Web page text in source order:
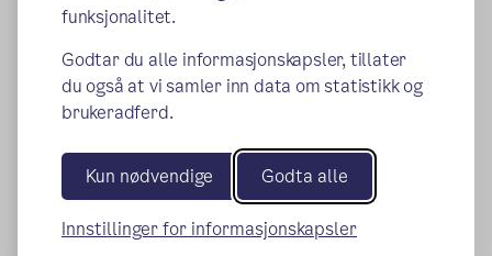
funksjonalitet.
Godtar du alle informasjonskapsler, tillater
du også at vi samler inn data om statistikk og
brukeradferd.
Kun nødvendige Godta alle
Innstillinger for informasjonskapsler
foreldrem
øtet.
Fra 3.
august
Oppstart
aktivitetss
Påmeldte
Nordpolen
17. august
Oppmøte:
kl. 10.00
Første
skoledag
Barn og
foresatte
Nordpolen
skole